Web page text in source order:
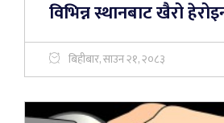
विभिन्न स्थानबाट खैरो
बिहीबार, साउन २१, २०८३